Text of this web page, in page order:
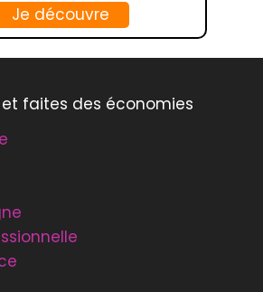
Je découvre
faites des économies